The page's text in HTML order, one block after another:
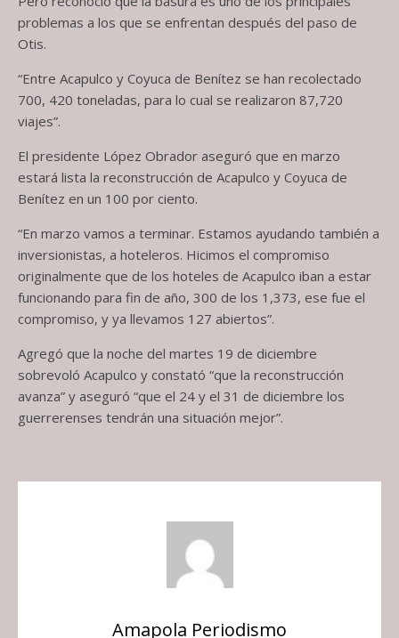
problemas a los que se enfrentan después del paso de
Otis.
“Entre Acapulco y Coyuca de Benítez se han recolectado
700, 420 toneladas, para lo cual se realizaron 87,720
viajes”.
El presidente López Obrador aseguró que en marzo
estará lista la reconstrucción de Acapulco y Coyuca de
Benítez en un 100 por ciento.
“En marzo vamos a terminar. Estamos ayudando también a
inversionistas, a hoteleros. Hicimos el compromiso
originalmente que de los hoteles de Acapulco iban a estar
funcionando para fin de año, 300 de los 1,373, ese fue el
compromiso, y ya llevamos 127 abiertos”.
Agregó que la noche del martes 19 de diciembre
sobrevoló Acapulco y constató “que la reconstrucción
avanza” y aseguró “que el 24 y el 31 de diciembre los
guerrerenses tendrán una situación mejor”.
Amapola Periodismo